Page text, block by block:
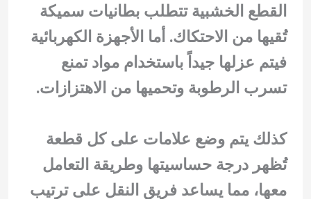
القطع الخشبية تتطلب بطانيات سميكة
تُقيها من الاحتكاك. أما الأجهزة الكهربائية
فيتم عزلها جيداً باستخدام مواد تمنع
تسرب الرطوبة وتحميها من الاهتزازات.
كذلك يتم وضع علامات على كل قطعة
تُظهر درجة حساسيتها وطريقة التعامل
معها، مما يساعد فريق النقل على ترتيب